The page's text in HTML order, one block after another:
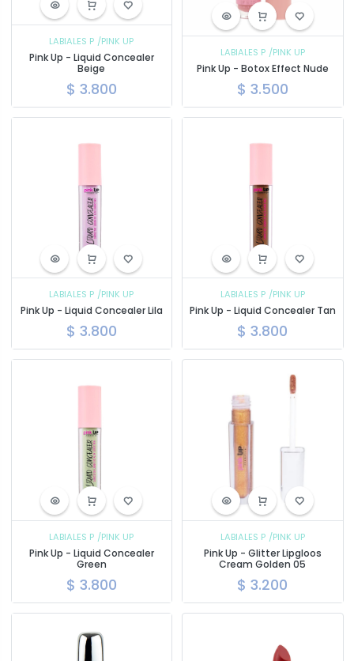
LABIALES P /PINK UP
Pink Up - Liquid Concealer
Beige
$ 3.800
LABIALES P /PINK UP
Pink Up - Botox Effect Nude
$ 3.500
LABIALES P /PINK UP
Pink Up - Liquid Concealer Lila
$ 3.800
LABIALES P /PINK UP
Pink Up - Liquid Concealer Tan
$3.800
LABIALES P /PINK UP
Pink Up - Liquid Concealer
Green
$ 3.800
LABIALES P /PINK UP
Pink Up - Glitter Lipgloos
Cream Golden 05
$3.200